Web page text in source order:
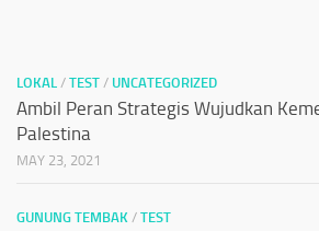
LOKAL / TEST / UNCATEGORIZED
Ambil Peran Strategis Wujudkan
Palestina
MAY 23, 2021
GUNUNG TEMBAK / TEST